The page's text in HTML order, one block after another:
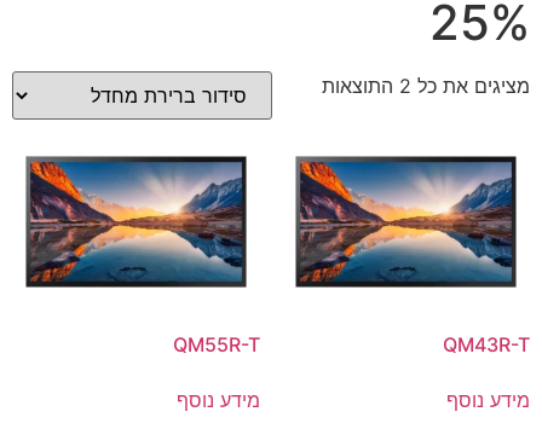
25%
מציגים את כל ⁦2⁩ התוצאות
QM43R-T
מידע נוסף
QM55R-T
מידע נוסף